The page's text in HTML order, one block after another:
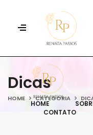
HOME
CONTATO
Dicas
HOME CATEGORIA